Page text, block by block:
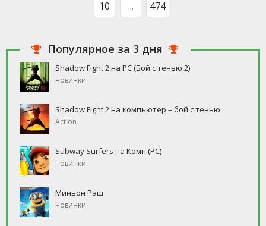
10 ... 474
Популярное за 3 дня
Shadow Fight 2 на PC (Бой с тенью 2)
новинки
Shadow Fight 2 на компьютер – бой с тенью
Action
Subway Surfers на Комп (PC)
новинки
Миньон Раш
новинки